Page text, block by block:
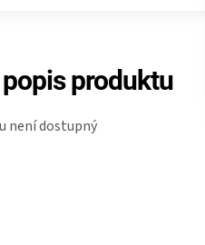
produktu
není dostupný